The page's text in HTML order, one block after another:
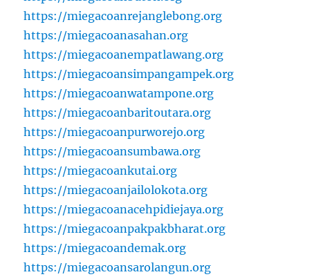
https://miegacoanrejanglebong.org
https://miegacoanasahan.org
https://miegacoanempatlawang.org
https://miegacoansimpangampek.org
https://miegacoanwatampone.org
https://miegacoanbaritoutara.org
https://miegacoanpurworejo.org
https://miegacoansumbawa.org
https://miegacoankutai.org
https://miegacoanjailolokota.org
https://miegacoanacehpidiejaya.org
https://miegacoanpakpakbharat.org
https://miegacoandemak.org
https://miegacoansarolangun.org